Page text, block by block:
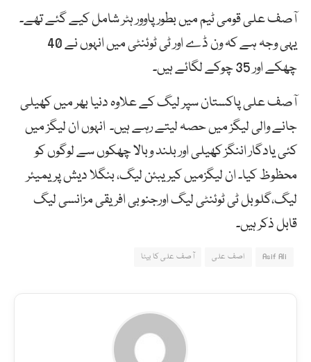
آصف علی قومی ٹیم میں بطور پاوور ہٹر شامل کیے گئے تھے۔
یہی وجہ ہے کہ ون ڈے اور ٹی ٹوئنٹی میں انہوں نے 40
چھکے اور 35 چوکے لگائے ہیں۔
آصف علی پاکستان سپر لیگ کے علاوہ دنیا بھر میں کھیلی
جانے والی لیگز میں حصہ لیتے رہے ہیں۔ انہوں ان لیگز میں
کئی یادگار اننگز کھیلی اور بلند وبالا چھکوں سے لوگوں کو
محظوظ کیا۔ ان لیگزمیں کیریبئن لیگ، بنگلا دیش پریمیئر
لیگ،گلوبل ٹی ٹوئنٹی لیگ اورجنوبی افریقی مزانسی لیگ
قابل ذکر ہیں۔
Asif Ali اصف علی آصف علی کا بیٹا